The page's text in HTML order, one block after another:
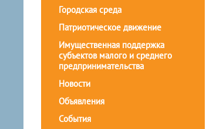
Городская среда
Патриотическое движение
Имущественная поддержка
субъектов малого и среднего
предпринимательства
Новости
Объявления
События